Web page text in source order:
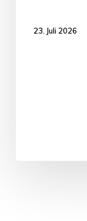
23. Juli 2026